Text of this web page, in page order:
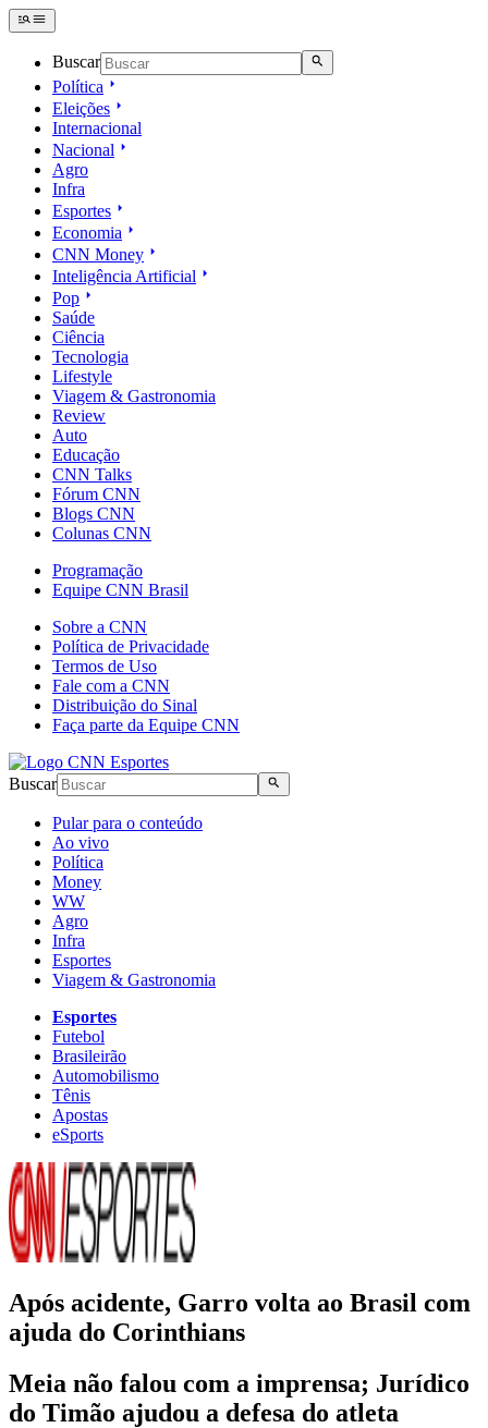
Buscar
Política
Eleições
Internacional
Nacional
Agro
Infra
Esportes
Economia
CNN Money
Inteligência Artificial
Pop
Saúde
Ciência
Tecnologia
Lifestyle
Viagem & Gastronomia
Review
Auto
Educação
CNN Talks
Fórum CNN
Blogs CNN
Colunas CNN
Programação
Equipe CNN Brasil
Sobre a CNN
Política de Privacidade
Termos de Uso
Fale com a CNN
Distribuição do Sinal
Faça parte da Equipe CNN
Buscar
Pular para o conteúdo
Ao vivo
Política
Money
WW
Agro
Infra
Esportes
Viagem & Gastronomia
Esportes
Futebol
Brasileirão
Automobilismo
Tênis
Apostas
eSports
Após acidente, Garro volta ao Brasil com
ajuda do Corinthians
Meia não falou com a imprensa; Jurídico
do Timão ajudou a defesa do atleta